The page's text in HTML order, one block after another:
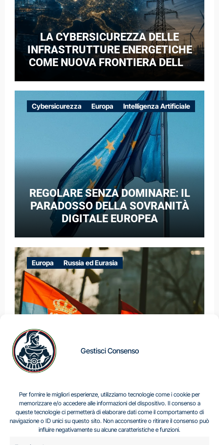
Gestisci Consenso
Per fornire le migliori esperienze, utilizziamo tecnologie come i cookie per
memorizzare e/o accedere alle informazioni del dispositivo. Il consenso a
queste tecnologie ci permetterà di elaborare dati come il comportamento di
navigazione o ID unici su questo sito. Non acconsentire o ritirare il consenso può
influire negativamente su alcune caratteristiche e funzioni.
LA CYBERSICUREZZA DELLE
INFRASTRUTTURE ENERGETICHE
COME NUOVA FRONTIERA DELLA
CASO DELLE RETI ELETTRICHE
EUROPEE NEL CONTESTO DELLA
GUERRA IBRIDA
Cybersicurezza Europa Intelligenza Artificiale
REGOLARE SENZA DOMINARE: IL
PARADOSSO DELLA SOVRANITÀ
DIGITALE EUROPEA
Europa Russia ed Eurasia
Centro Analisi e Studi Italus © Tutti i diritti riservati